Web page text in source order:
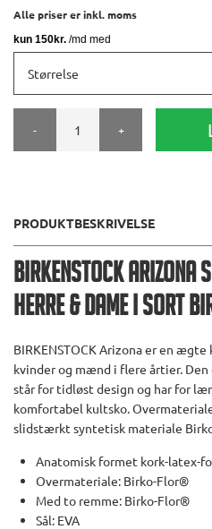
Alle priser er inkl. moms
Størrelse
- +
PRODUKTBESKRIVELSE
Birkenstock Arizona
herre & dame i Sort
BIRKENSTOCK Arizona er en
kvinder og mænd i flere årtier.
står for tidløst design og har for
komfortabel kultsko.
slidstærkt syntetisk materiale
Anatomisk formet kork-latex-
Overmateriale: Birko-Flor®
Med to remme: Birko-Flor®
Sål: EVA